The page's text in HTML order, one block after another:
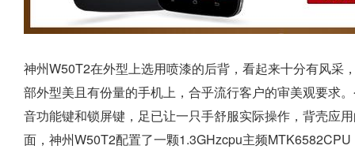
神州W50T2在外型上选用喷漆的后背，看起来十分有风采
部外型美且有份量的手机上，合乎流行客户的审美观要求
音功能键和锁屏键，足已让一只手舒服实际操作，背壳应
面，神州W50T2配置了一颗1.3GHzcpu主频